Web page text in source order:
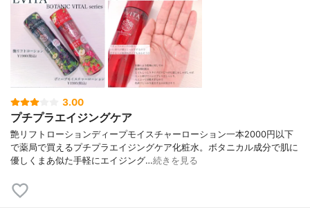
3.00
プチプラエイジングケア
艶リフトローションディープモイスチャーローション一本2000円以下
で薬局で買えるプチプラエイジングケア化粧水。ボタニカル成分で肌に
優しくまあ似た手軽にエイジング…続きを見る